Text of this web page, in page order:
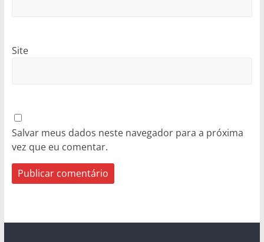
Site
Salvar meus dados neste navegador para a próxima
vez que eu comentar.